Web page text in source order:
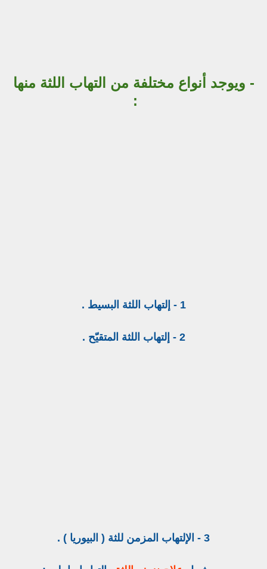
- ويوجد أنواع مختلفة من التهاب اللثة منها
:
1 - إلتهاب اللثة البسيط .
2 - إلتهاب اللثة المتقيّح .
3 - الإلتهاب المزمن للثة ( البيوريا ) .